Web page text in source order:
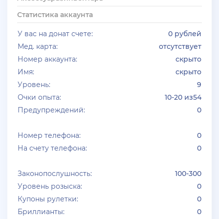
+ 11 руб 10 Июля 2026г в 17:26
den22960
+ 10 руб 07 Июля 2026г в 20:56
SenyaFar
BLACK***SSIA , телеграмм @aanarchistov
Kytakbab
Подгоните акк на каса гранде
+ 10 руб 06 Июля 2026г в 20:15
jagermeister
Залил аккаунты Аdvance 3-30 lvl по 5р
Статистика аккаунта
У вас на донат счете:
0 рублей
Мед. карта:
отсутствует
Номер аккаунта:
скрыто
Имя:
скрыто
Уровень:
9
Очки опыта:
10-20 из54
Предупреждений:
0
Номер телефона:
0
На счету телефона:
0
Законопослушность:
100-300
Уровень розыска:
0
Купоны рулетки:
0
Бриллианты:
0